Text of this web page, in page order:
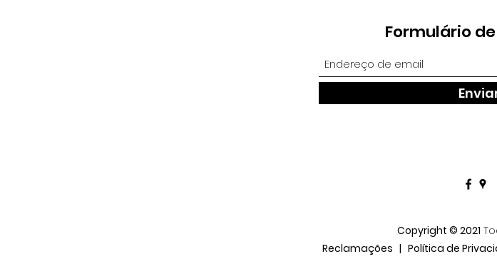
Formulário
Copyright © 2021
Reclamações | Política de